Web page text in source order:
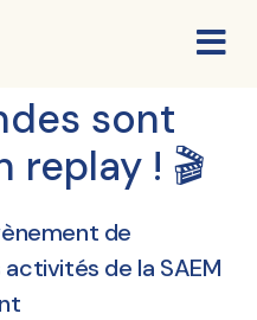
sont
replay ! 🎬
de
de la SAEM